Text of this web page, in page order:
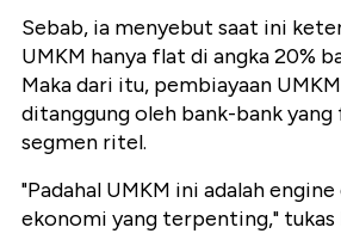
Sebab, ia menyebut saat ini
UMKM hanya flat di angka 20%
Maka dari itu, pembiayaan
ditanggung oleh bank-bank yang
segmen ritel.
"Padahal UMKM ini adalah
ekonomi yang terpenting," tukas